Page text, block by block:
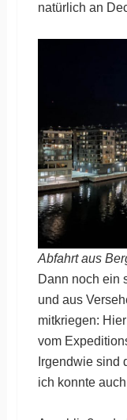
natürlich an
Abfahrt aus
Dann noch ein
und aus
mitkriegen:
vom
Irgendwie sind
ich konnte